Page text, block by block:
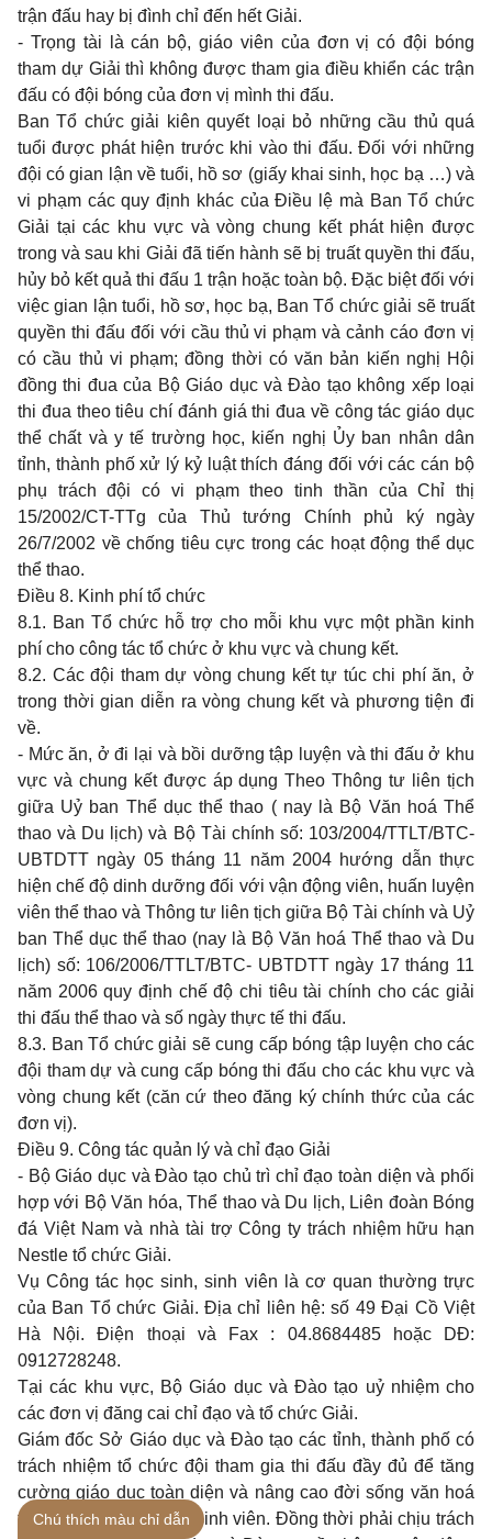
trận đấu hay bị đình chỉ đến hết Giải.
- Trọng tài là cán bộ, giáo viên của đơn vị có đội bóng
tham dự Giải thì không được tham gia điều khiển các trận
đấu có đội bóng của đơn vị mình thi đấu.
Ban Tổ chức giải kiên quyết loại bỏ những cầu thủ quá
tuổi được phát hiện trước khi vào thi đấu. Đối với những
đội có gian lận về tuổi, hồ sơ (giấy khai sinh, học bạ …) và
vi phạm các quy định khác của Điều lệ mà Ban Tổ chức
Giải tại các khu vực và vòng chung kết phát hiện được
trong và sau khi Giải đã tiến hành sẽ bị truất quyền thi đấu,
hủy bỏ kết quả thi đấu 1 trận hoặc toàn bộ. Đặc biệt đối với
việc gian lận tuổi, hồ sơ, học bạ, Ban Tổ chức giải sẽ truất
quyền thi đấu đối với cầu thủ vi phạm và cảnh cáo đơn vị
có cầu thủ vi phạm; đồng thời có văn bản kiến nghị Hội
đồng thi đua của Bộ Giáo dục và Đào tạo không xếp loại
thi đua theo tiêu chí đánh giá thi đua về công tác giáo dục
thể chất và y tế trường học, kiến nghị Ủy ban nhân dân
tỉnh, thành phố xử lý kỷ luật thích đáng đối với các cán bộ
phụ trách đội có vi phạm theo tinh thần của Chỉ thị
15/2002/CT-TTg của Thủ tướng Chính phủ ký ngày
26/7/2002 về chống tiêu cực trong các hoạt động thể dục
thể thao.
Điều 8. Kinh phí tổ chức
8.1. Ban Tổ chức hỗ trợ cho mỗi khu vực một phần kinh
phí cho công tác tổ chức ở khu vực và chung kết.
8.2. Các đội tham dự vòng chung kết tự túc chi phí ăn, ở
trong thời gian diễn ra vòng chung kết và phương tiện đi
về.
- Mức ăn, ở đi lại và bồi dưỡng tập luyện và thi đấu ở khu
vực và chung kết được áp dụng Theo Thông tư liên tịch
giữa Uỷ ban Thể dục thể thao ( nay là Bộ Văn hoá Thể
thao và Du lịch) và Bộ Tài chính số: 103/2004/TTLT/BTC-
UBTDTT ngày 05 tháng 11 năm 2004 hướng dẫn thực
hiện chế độ dinh dưỡng đối với vận động viên, huấn luyện
viên thể thao và Thông tư liên tịch giữa Bộ Tài chính và Uỷ
ban Thể dục thể thao (nay là Bộ Văn hoá Thể thao và Du
lịch) số: 106/2006/TTLT/BTC- UBTDTT ngày 17 tháng 11
năm 2006 quy định chế độ chi tiêu tài chính cho các giải
thi đấu thể thao và số ngày thực tế thi đấu.
8.3. Ban Tổ chức giải sẽ cung cấp bóng tập luyện cho các
đội tham dự và cung cấp bóng thi đấu cho các khu vực và
vòng chung kết (căn cứ theo đăng ký chính thức của các
đơn vị).
Điều 9. Công tác quản lý và chỉ đạo Giải
- Bộ Giáo dục và Đào tạo chủ trì chỉ đạo toàn diện và phối
hợp với Bộ Văn hóa, Thể thao và Du lịch, Liên đoàn Bóng
đá Việt Nam và nhà tài trợ Công ty trách nhiệm hữu hạn
Nestle tổ chức Giải.
Vụ Công tác học sinh, sinh viên là cơ quan thường trực
của Ban Tổ chức Giải. Địa chỉ liên hệ: số 49 Đại Cồ Việt
Hà Nội. Điện thoại và Fax : 04.8684485 hoặc DĐ:
0912728248.
Tại các khu vực, Bộ Giáo dục và Đào tạo uỷ nhiệm cho
các đơn vị đăng cai chỉ đạo và tổ chức Giải.
Giám đốc Sở Giáo dục và Đào tạo các tỉnh, thành phố có
trách nhiệm tổ chức đội tham gia thi đấu đầy đủ để tăng
cường giáo dục toàn diện và nâng cao đời sống văn hoá
thể thao cho học sinh, sinh viên. Đồng thời phải chịu trách
Chú thích màu chỉ dẫn